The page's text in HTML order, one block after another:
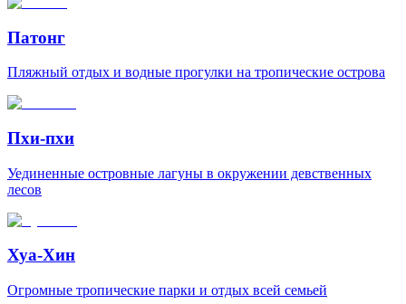
Патонг
Пляжный отдых и водные прогулки на тропические острова
Пхи-пхи
Уединенные островные лагуны в окружении девственных
лесов
Хуа-Хин
Огромные тропические парки и отдых всей семьей